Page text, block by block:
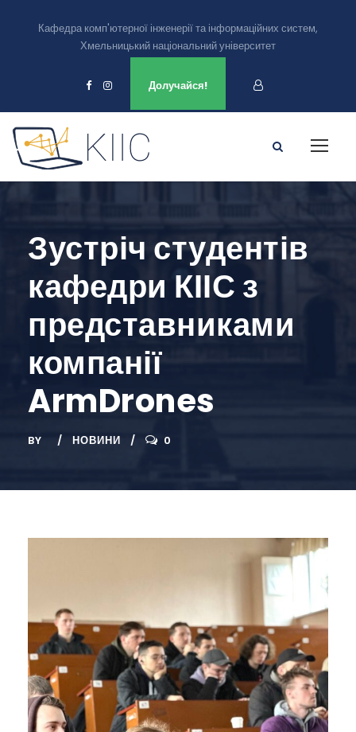
Кафедра комп'ютерної інженерії та інформаційних систем,
Хмельницький національний університет
Долучайся!
Зустріч студентів
кафедри КІІС з
представниками
компанії
ArmDrones
BY НОВИНИ 0